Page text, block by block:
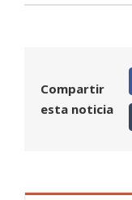
Compartir
esta noticia